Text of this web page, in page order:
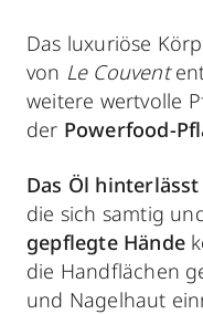
Das luxuriöse
von Le Couvent
weitere wertvolle
der Powerfood-
Das Öl
die sich samtig
gepflegte Hände
die Handflächen
und Nagelhaut